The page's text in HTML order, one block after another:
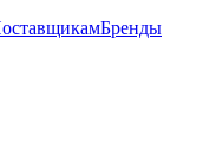
Бренды